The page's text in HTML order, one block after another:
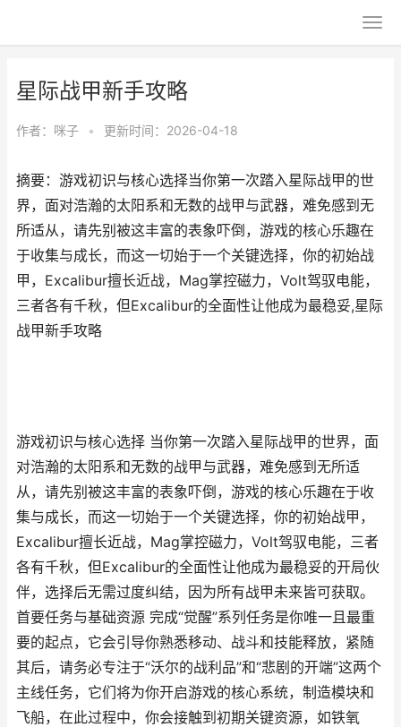
星际战甲新手攻略
作者： 咪子 • 更新时间：2026-04-18
摘要：游戏初识与核心选择当你第一次踏入星际战甲的世
界，面对浩瀚的太阳系和无数的战甲与武器，难免感到无
所适从，请先别被这丰富的表象吓倒，游戏的核心乐趣在
于收集与成长，而这一切始于一个关键选择，你的初始战
甲，Excalibur擅长近战，Mag掌控磁力，Volt驾驭电能，
三者各有千秋，但Excalibur的全面性让他成为最稳妥,星际
战甲新手攻略
游戏初识与核心选择 当你第一次踏入星际战甲的世界，面
对浩瀚的太阳系和无数的战甲与武器，难免感到无所适
从，请先别被这丰富的表象吓倒，游戏的核心乐趣在于收
集与成长，而这一切始于一个关键选择，你的初始战甲，
Excalibur擅长近战，Mag掌控磁力，Volt驾驭电能，三者
各有千秋，但Excalibur的全面性让他成为最稳妥的开局伙
伴，选择后无需过度纠结，因为所有战甲未来皆可获取。
首要任务与基础资源 完成“觉醒”系列任务是你唯一且最重
要的起点，它会引导你熟悉移动、战斗和技能释放，紧随
其后，请务必专注于“沃尔的战利品”和“悲剧的开端”这两个
主线任务，它们将为你开启游戏的核心系统，制造模块和
飞船，在此过程中，你会接触到初期关键资源，如铁氧